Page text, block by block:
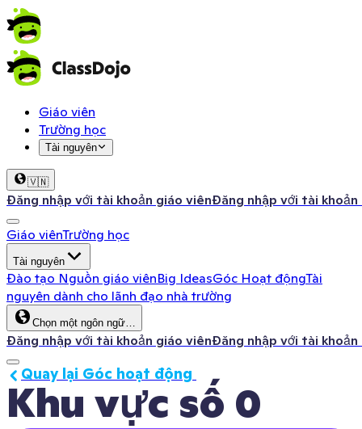
Giáo viên
Trường học
Tài nguyên
🇻🇳
Đăng nhập với tài khoản giáo viênĐăng nhập với tài khoản
Giáo viênTrường học
Tài nguyên
Đào tạo Nguồn giáo viênBig IdeasGóc Hoạt độngTài
nguyên dành cho lãnh đạo nhà trường
Chọn một ngôn ngữ…
Đăng nhập với tài khoản giáo viênĐăng nhập với tài khoản
Khu vực số 0
Quay lại Góc hoạt động